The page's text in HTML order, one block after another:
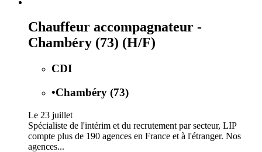
Chauffeur accompagnateur -
Chambéry (73) (H/F)
CDI
•Chambéry (73)
Le 23 juillet
Spécialiste de l'intérim et du recrutement par secteur, LIP
compte plus de 190 agences en France et à l'étranger. Nos
agences...